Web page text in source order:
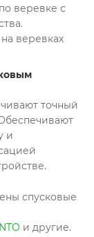
веревке с
веревках
точный
и
спусковые
и другие.